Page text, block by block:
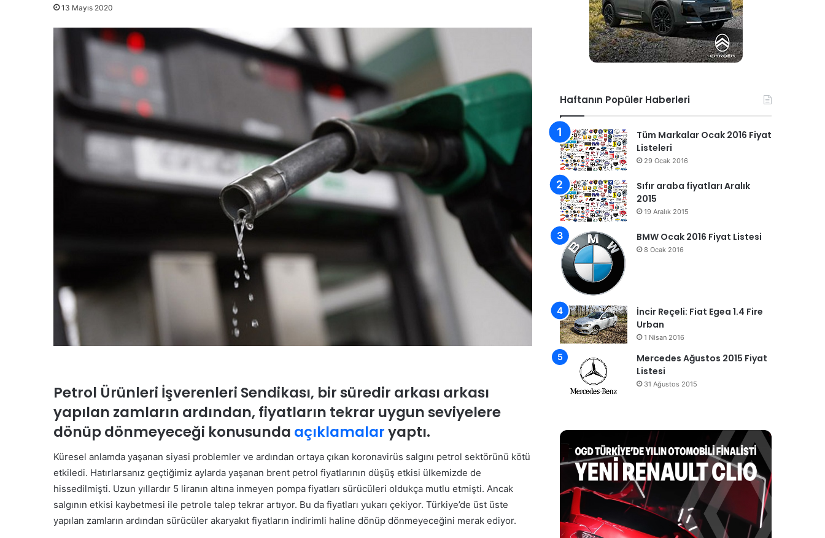
13 Mayıs 2020
Petrol Ürünleri İşverenleri Sendikası, bir süredir arkası arkası
yapılan zamların ardından, fiyatların tekrar uygun seviyelere
dönüp dönmeyeceği konusunda açıklamalaryaptı.
Küresel anlamda yaşanan siyasi problemler ve ardından ortaya çıkan koronavirüs salgını petrol sektörünü kötü
etkiledi. Hatırlarsanız geçtiğimiz aylarda yaşanan brent petrol fiyatlarının düşüş etkisi ülkemizde de
hissedilmişti. Uzun yıllardır 5 liranın altına inmeyen pompa fiyatları sürücüleri oldukça mutlu etmişti. Ancak
salgının etkisi kaybetmesi ile petrole talep tekrar artıyor. Bu da fiyatları yukarı çekiyor. Türkiye’de üst üste
yapılan zamların ardından sürücüler akaryakıt fiyatların indirimli haline dönüp dönmeyeceğini merak ediyor.
Haftanın Popüler Haberleri
Tüm Markalar Ocak 2016 Fiyat
Listeleri
29 Ocak 2016
Sıfır araba fiyatları Aralık
2015
19 Aralık 2015
BMW Ocak 2016 Fiyat Listesi
8 Ocak 2016
İncir Reçeli: Fiat Egea 1.4 Fire
Urban
1 Nisan 2016
Mercedes Ağustos 2015 Fiyat
Listesi
31 Ağustos 2015